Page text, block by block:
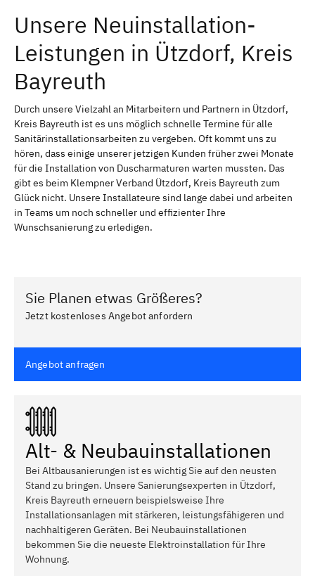
Unsere Neuinstallation-
Leistungen in Ützdorf, Kreis
Bayreuth
Durch unsere Vielzahl an Mitarbeitern und Partnern in Ützdorf,
Kreis Bayreuth ist es uns möglich schnelle Termine für alle
Sanitärinstallationsarbeiten zu vergeben. Oft kommt uns zu
hören, dass einige unserer jetzigen Kunden früher zwei Monate
für die Installation von Duscharmaturen warten mussten. Das
gibt es beim Klempner Verband Ützdorf, Kreis Bayreuth zum
Glück nicht. Unsere Installateure sind lange dabei und arbeiten
in Teams um noch schneller und effizienter Ihre
Wunschsanierung zu erledigen.
Sie Planen etwas Größeres?
Jetzt kostenloses Angebot anfordern
Angebot anfragen
Alt- & Neubauinstallationen
Bei Altbausanierungen ist es wichtig Sie auf den neusten
Stand zu bringen. Unsere Sanierungsexperten in Ützdorf,
Kreis Bayreuth erneuern beispielsweise Ihre
Installationsanlagen mit stärkeren, leistungsfähigeren und
nachhaltigeren Geräten. Bei Neubauinstallationen
bekommen Sie die neueste Elektroinstallation für Ihre
Wohnung.